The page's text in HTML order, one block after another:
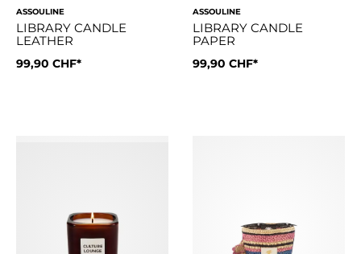
ASSOULINE
LIBRARY CANDLE
LEATHER
99,90 CHF*
ASSOULINE
LIBRARY CANDLE
PAPER
99,90 CHF*